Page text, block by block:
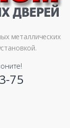
металлических
75